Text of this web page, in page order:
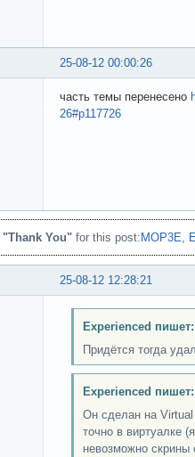
25-08-12 00:00:26
часть темы перенесено
26#p117726
"Thank You" for this post: MOP3E,
25-08-12 12:28:21
Experienced пишет:
Придётся тогда
Experienced пишет:
Он сделан на
точно в виртуалке
невозможно скрины